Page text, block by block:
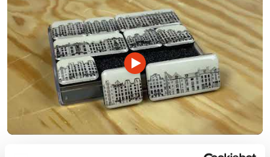
Facebook
X
Pinterest
WhatsApp
E-
mail
Video
afspelen